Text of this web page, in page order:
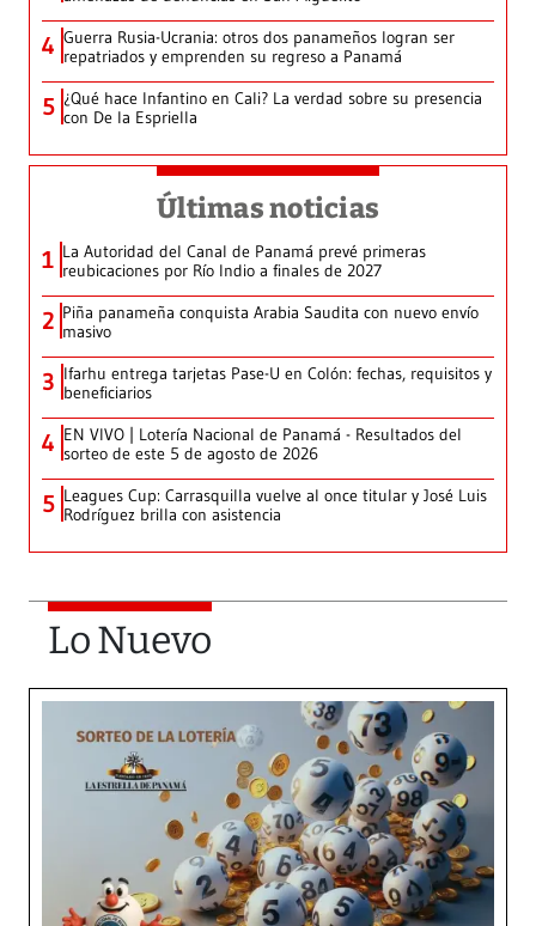
4 Guerra Rusia-Ucrania: otros dos panameños logran ser
repatriados y emprenden su regreso a Panamá
5 ¿Qué hace Infantino en Cali? La verdad sobre su presencia
con De la Espriella
Últimas noticias
1 La Autoridad del Canal de Panamá prevé primeras
reubicaciones por Río Indio a finales de 2027
2 Piña panameña conquista Arabia Saudita con nuevo envío
masivo
3 Ifarhu entrega tarjetas Pase-U en Colón: fechas, requisitos y
beneficiarios
4 EN VIVO | Lotería Nacional de Panamá - Resultados del
sorteo de este 5 de agosto de 2026
5 Leagues Cup: Carrasquilla vuelve al once titular y José Luis
Rodríguez brilla con asistencia
Lo Nuevo